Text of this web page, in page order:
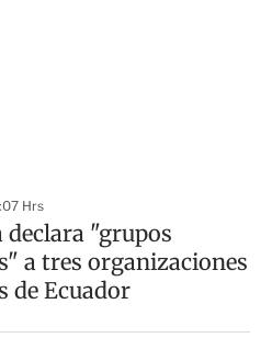
Hrs
"grupos
a tres organizaciones
de Ecuador